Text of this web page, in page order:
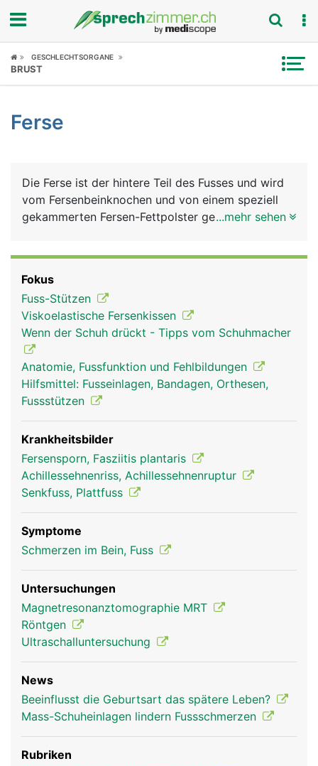
Fokus
Symptome
News
Rubriken
GESCHLECHTSORGANE
BRUST
Ferse
Die Ferse ist der hintere Teil des Fusses und wird
vom Fersenbeinknochen und von einem speziell
gekammerten Fersen-Fettpolster gebildet, der als
Fersenbeins setzt die Achillessehne an. Sie ist die
kräftigste Sehen im Körper und für die Beugung im
oberen Sprunggelenk verantwortlich. Dadurch
wird der Vorfuss (Zehenbereich) nach unten
gezogen und das Abstossen des Fusses vom
Boden beim Gehen und Laufen ermöglicht.
...mehr sehen
Fokus
Fuss-Stützen
Viskoelastische Fersenkissen
Wenn der Schuh drückt - Tipps vom Schuhmacher
Anatomie, Fussfunktion und Fehlbildungen
Hilfsmittel: Fusseinlagen, Bandagen, Orthesen,
Fussstützen
Krankheitsbilder
Fersensporn, Fasziitis plantaris
Achillessehnenriss, Achillessehnenruptur
Senkfuss, Plattfuss
Symptome
Schmerzen im Bein, Fuss
Untersuchungen
Magnetresonanztomographie MRT
Röntgen
Ultraschalluntersuchung
News
Beeinflusst die Geburtsart das spätere Leben?
Mass-Schuheinlagen lindern Fussschmerzen
Rubriken